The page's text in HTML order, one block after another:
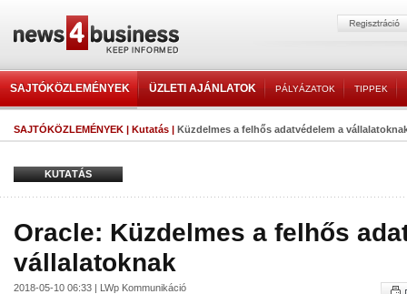
SAJTÓKÖZLEMÉNYEK ÜZLETI AJÁNLATOK PÁLYÁZATOK TIPPEK
SAJTÓKÖZLEMÉNYEK | Kutatás | Küzdelmes a felhős adatvédelem a
KUTATÁS
Oracle: Küzdelmes a felhős
vállalatoknak
2018-05-10 06:33 | LWp Kommunikáció